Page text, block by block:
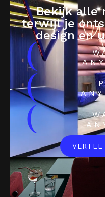
Bekijk alle
terwijl je
design en
(
(
(
VERTEL